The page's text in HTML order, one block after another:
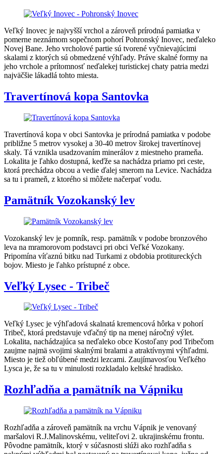
Veľký Inovec je najvyšší vrchol a zároveň prírodná pamiatka v
pomerne neznámom sopečnom pohorí Pohronský Inovec, neďaleko
Novej Bane. Jeho vrcholové partie sú tvorené vyčnievajúcimi
skalami z ktorých sú obmedzené výhľady. Práve skalné formy na
jeho vrchole a prítomnosť neďalekej turistickej chaty patria medzi
najväčšie lákadlá tohto miesta.
Travertínová kopa Santovka
Travertínová kopa v obci Santovka je prírodná pamiatka v podobe
približne 5 metrov vysokej a 30-40 metrov širokej travertínovej
skaly. Tá vznikla usadzovaním minerálov z miestneho prameňa.
Lokalita je ľahko dostupná, keďže sa nachádza priamo pri ceste,
ktorá prechádza obcou a vedie ďalej smerom na Levice. Nachádza
sa tu i prameň, z ktorého si môžete načerpať vodu.
Pamätník Vozokanský lev
Vozokanský lev je pomník, resp. pamätník v podobe bronzového
leva na mramorovom podstavci pri obci Veľké Vozokany.
Pripomína víťaznú bitku nad Turkami z obdobia protitureckých
bojov. Miesto je ľahko prístupné z obce.
Veľký Lysec - Tribeč
Veľký Lysec je výhľadová skalnatá kremencová hôrka v pohorí
Tribeč, ktorá predstavuje vďačný tip na menej náročný výlet.
Lokalita, nachádzajúca sa neďaleko obce Kostoľany pod Tribečom
zaujme najmä svojimi skalnými bralami a atraktívnymi výhľadmi.
Miesto je tiež obľúbené medzi lezcami. Zaujímavosťou Veľkého
Lysca je, že sa tu v minulosti rozkladalo keltské hradisko.
Rozhľadňa a pamätník na Vápniku
Rozhľadňa a zároveň pamätník na vrchu Vápnik je venovaný
maršalovi R.J.Malinovskému, veliteľovi 2. ukrajinskému frontu.
Pôvodne pamätník, ktorý v súčasnosti slúži ako rozhľadňa s